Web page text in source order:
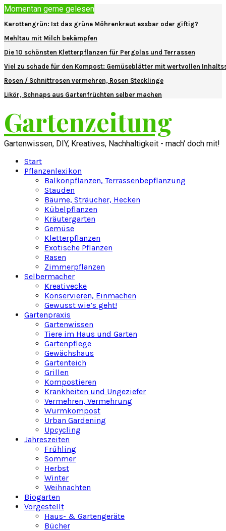
Momentan gerne gelesen
Karottengrün: Ist das grüne Möhrenkraut essbar oder giftig?
Mehltau mit Milch bekämpfen
Die 10 schönsten Kletterpflanzen für Pergolas und Terrassen
Viel zu schade für den Kompost: Gemüseblätter mit wertvollen
Rosen / Schnittrosen vermehren, Rosen Stecklinge
Likör, Schnaps aus Gartenfrüchten selber machen
Gartenzeitung
Gartenwissen, DIY, Kreatives, Nachhaltigkeit - mach' doch mit!
Start
Pflanzenlexikon
Balkonpflanzen, Terrassenbepflanzung
Stauden
Bäume, Sträucher, Hecken
Kübelpflanzen
Kräutergarten
Gemüse
Kletterpflanzen
Exotische Pflanzen
Rasen
Zimmerpflanzen
Selbermacher
Kreativecke
Konservieren, Einmachen
Gewusst wie’s geht!
Gartenpraxis
Gartenwissen
Tiere im Haus und Garten
Gartenpflege
Gewächshaus
Gartenteich
Grillen
Kompostieren
Krankheiten und Ungeziefer
Vermehren, Vermehrung
Wurmkompost
Urban Gardening
Upcycling
Jahreszeiten
Frühling
Sommer
Herbst
Winter
Weihnachten
Biogarten
Vorgestellt
Haus- & Gartengeräte
Bücher